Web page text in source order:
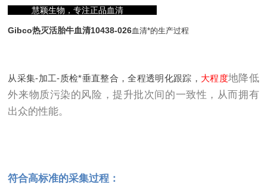
慧颖生物，专注正品血清
Gibco热灭活胎牛血清10438-026血清*的生产过程
从采集-加工-质检*垂直整合，全程透明化跟踪， 大程度地降低
外来物质污染的风险，提升批次间的一致性，从而拥有
出众的性能。
符合高标准的采集过程：